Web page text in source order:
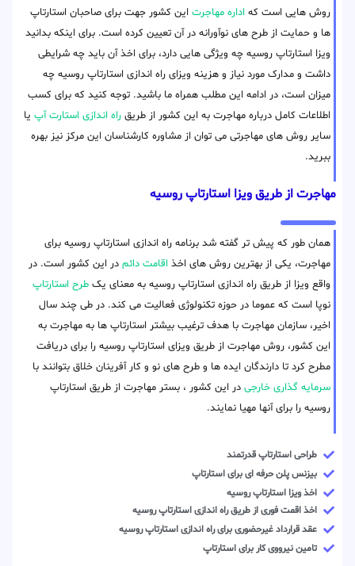
روش هایی است که اداره مهاجرت این کشور جهت برای صاحبان استارتاپ
ها و حمایت از طرح های نوآورانه در آن تعیین کرده است. برای اینکه بدانید
ویزا استارتاپ روسیه چه ویژگی هایی دارد، برای اخذ آن باید چه شرایطی
داشت و مدارک مورد نیاز و هزینه ویزای راه اندازی استارتاپ روسیه چه
میزان است، در ادامه این مطلب همراه ما باشید. توجه کنید که برای کسب
اطلاعات کامل درباره مهاجرت به این کشور از طریق راه اندازی استارت آپ یا
سایر روش های مهاجرتی می توان از مشاوره کارشناسان این مرکز نیز بهره
ببرید.
مهاجرت از طریق ویزا استارتاپ روسیه
همان طور که پیش تر گفته شد برنامه راه اندازی استارتاپ روسیه برای
مهاجرت، یکی از بهترین روش های اخذ اقامت دائم در این کشور است. در
واقع ویزا از طریق راه اندازی استارتاپ روسیه به معنای یک طرح استارتاپ
نوپا است که عموما در حوزه تکنولوژی فعالیت می کند. در طی چند سال
اخیر، سازمان مهاجرت با هدف ترغیب بیشتر استارتاپ ها به مهاجرت به
این کشور، روش مهاجرت از طریق ویزای استارتاپ روسیه را برای دریافت
مطرح کرد تا دارندگان ایده ها و طرح های نو و کار آفرینان خلاق بتوانند با
سرمایه گذاری خارجی در این کشور ، بستر مهاجرت از طریق استارتاپ
روسیه را برای آنها مهیا نمایند.
طراحی استارتاپ قدرتمند
بیزنس پلن حرفه ای برای استارتاپ
اخذ ویزا استارتاپ روسیه
اخذ اقمت فوری از طریق راه اندازی استارتاپ روسیه
عقد قرارداد غیرحضوری برای راه اندازی استارتاپ روسیه
تامین نیرووی کار برای استارتاپ